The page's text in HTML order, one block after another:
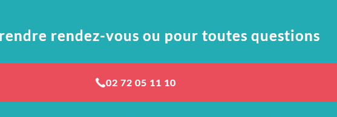
rendez-vous ou pour toutes questions
02 72 05 11 10